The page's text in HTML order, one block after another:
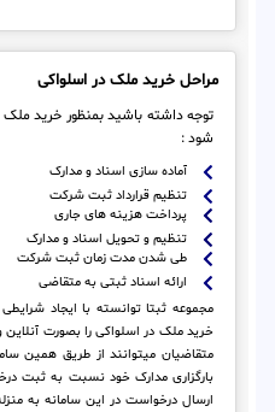
مراحل خرید ملک در اسلواکی
توجه داشته باشید بمنظور خرید
شود :
آماده سازی اسناد و مدارک
تنظیم قرارداد ثبت شرکت
پرداخت هزینه های جاری
تنظیم و تحویل اسناد و مدارک
طی شدن مدت زمان ثبت شرکت
ارائه اسناد ثبتی به متقاضی
مجموعه ثبتا توانسته با ایجاد
خرید ملک در اسلواکی را بصورت
متقاضیان میتوانند از طریق همین
بارگزاری مدارک خود نسبت به ثبت
ارسال درخواست در این سامانه به